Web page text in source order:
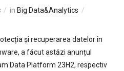
in Big Data&Analytics
și recuperarea datelor în
a făcut astăzi anunțul
Data Platform 23H2, respectiv